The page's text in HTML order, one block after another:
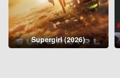
Supergirl (2026)